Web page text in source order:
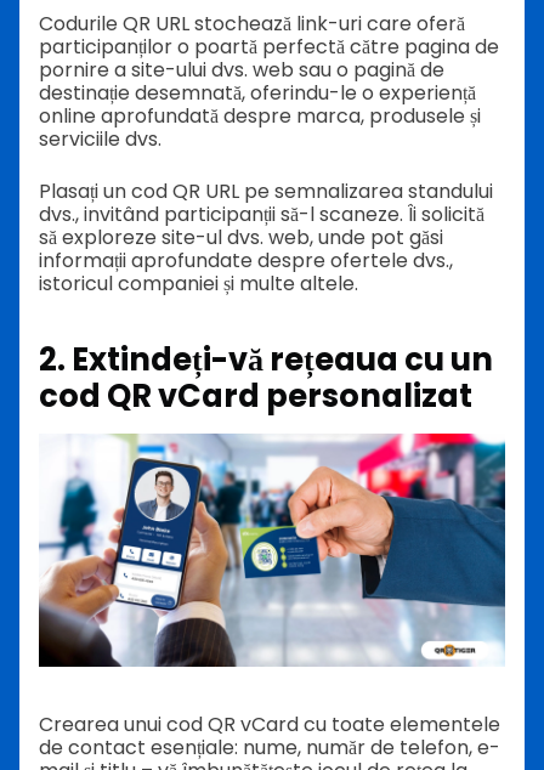
Codurile QR URL stochează link-uri care oferă
participanților o poartă perfectă către pagina de
pornire a site-ului dvs. web sau o pagină de
destinație desemnată, oferindu-le o experiență
online aprofundată despre marca, produsele și
serviciile dvs.
Plasați un cod QR URL pe semnalizarea standului
dvs., invitând participanții să-l scaneze. Îi solicită
să exploreze site-ul dvs. web, unde pot găsi
informații aprofundate despre ofertele dvs.,
istoricul companiei și multe altele.
2. Extindeți-vă rețeaua cu un
cod QR vCard personalizat
Crearea unui cod QR vCard cu toate elementele
de contact esențiale: nume, număr de telefon, e-